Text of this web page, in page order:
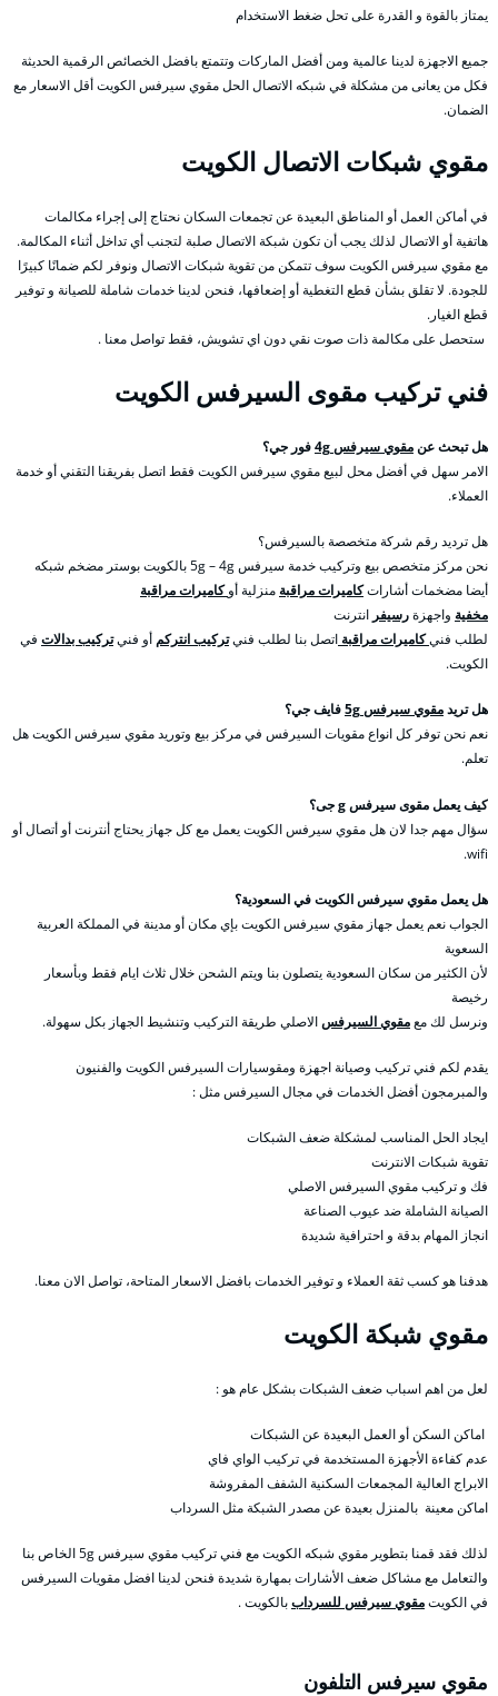
يمتاز بالقوة و القدرة على تحل ضغط الاستخدام
جميع الاجهزة لدينا عالمية ومن أفضل الماركات وتتمتع بافضل الخصائص الرقمية الحديثة
فكل من يعانى من مشكلة في شبكه الاتصال الحل مقوي سيرفس الكويت أقل الاسعار مع
الضمان.
مقوي شبكات الاتصال الكويت
في أماكن العمل أو المناطق البعيدة عن تجمعات السكان نحتاج إلى إجراء مكالمات
هاتفية أو الاتصال لذلك يجب أن تكون شبكة الاتصال صلبة لتجنب أي تداخل أثناء المكالمة.
مع مقوي سيرفس الكويت سوف تتمكن من تقوية شبكات الاتصال ونوفر لكم ضمانًا كبيرًا
للجودة. لا تقلق بشأن قطع التغطية أو إضعافها، فنحن لدينا خدمات شاملة للصيانة و توفير
قطع الغيار.
ستحصل على مكالمة ذات صوت نقي دون اي تشويش، فقط تواصل معنا .
فني تركيب مقوى السيرفس الكويت
هل تبحث عنمقوي سيرفس 4g
فور جي؟
الامر سهل في أفضل محل لبيع مقوي سيرفس الكويت فقط اتصل بفريقنا التقني أو خدمة
العملاء.
هل ترديد رقم شركة متخصصة بالسيرفس؟
نحن مركز متخصص بيع وتركيب خدمة سيرفس 5g – 4g بالكويت بوستر مضخم شبكه
أيضا مضخمات أشاراتكاميرات مراقبة منزلية أوكاميرات مراقبة
مخفية واجهزةرسيفر انترنت
لطلب فنيكاميرات مراقبة اتصل بنا لطلب فنيتركيب انتركم أو فنيتركيب بدالات في
الكويت.
هل تريدمقوي سيرفس 5g
فايف جي؟
نعم نحن توفر كل انواع مقويات السيرفس في مركز بيع وتوريد مقوي سيرفس الكويت هل
تعلم.
كيف يعمل مقوى سيرفس g جى؟
سؤال مهم جدا لان هل مقوي سيرفس الكويت يعمل مع كل جهاز يحتاج أنترنت أو أتصال أو
wifi.
هل يعمل مقوي سيرفس الكويت في السعودية؟
الجواب نعم يعمل جهاز مقوي سيرفس الكويت بإي مكان أو مدينة في المملكة العربية
السعوية
لأن الكثير من سكان السعودية يتصلون بنا ويتم الشحن خلال ثلاث ايام فقط وبأسعار
رخيصة
ونرسل لك معمقوي السيرفسالاصلي طريقة التركيب وتنشيط الجهاز بكل سهولة.
يقدم لكم فني تركيب وصيانة اجهزة ومقوسيارات السيرفس الكويت والفنيون
والمبرمجون أفضل الخدمات في مجال السيرفس مثل :
ايجاد الحل المناسب لمشكلة ضعف الشبكات
تقوية شبكات الانترنت
فك و تركيب مقوي السيرفس الاصلي
الصيانة الشاملة ضد عيوب الصناعة
انجاز المهام بدقة و احترافية شديدة
هدفنا هو كسب ثقة العملاء و توفير الخدمات بافضل الاسعار المتاحة، تواصل الان معنا.
مقوي شبكة الكويت
لعل من اهم اسباب ضعف الشبكات بشكل عام هو :
اماكن السكن أو العمل البعيدة عن الشبكات
عدم كفاءة الأجهزة المستخدمة في تركيب الواي فاي
الابراج العالية المجمعات السكنية الشفف المفروشة
اماكن معينة بالمنزل بعيدة عن مصدر الشبكة مثل السرداب
لذلك فقد قمنا بتطوير مقوي شبكه الكويت مع فني تركيب مقوي سيرفس 5g الخاص بنا
والتعامل مع مشاكل ضعف الأشارات بمهارة شديدة فنحن لدينا افضل مقويات السيرفس
في الكويتمقوي سيرفس للسرداببالكويت .
مقوي سيرفس التلفون